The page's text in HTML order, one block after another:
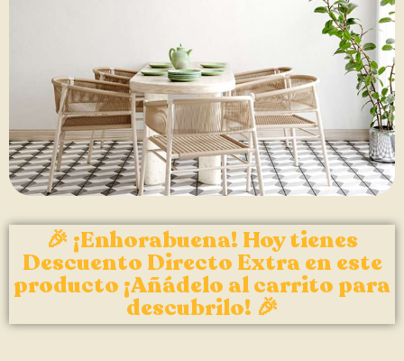
🎉 ¡Enhorabuena! Hoy tienes
Descuento Directo Extra en este
producto ¡Añádelo al carrito para
descubrilo! 🎉